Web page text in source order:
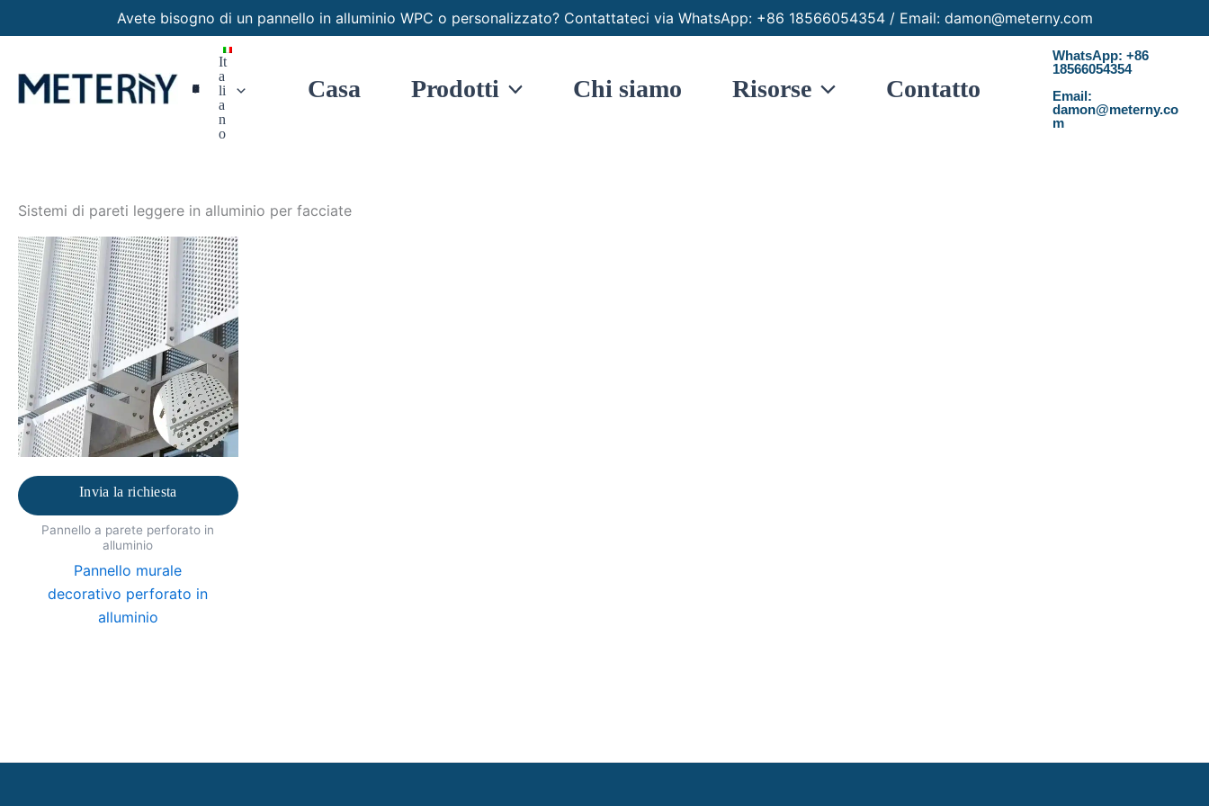
al
Avete bisogno di un pannello in alluminio WPC o personalizzato? Contattateci via WhatsApp: +86 18566054354 / Email: damon@meterny.com
Pannelli Personalizzati
It
a
li
a
n
o
Casa Prodotti Chi siamo Risorse Contatto
WhatsApp: +86
18566054354
Email:
damon@meterny.co
m
Sistemi di pareti leggere in alluminio per facciate
Invia la richiesta
Pannello a parete perforato in
alluminio
Pannello murale
decorativo perforato in
alluminio